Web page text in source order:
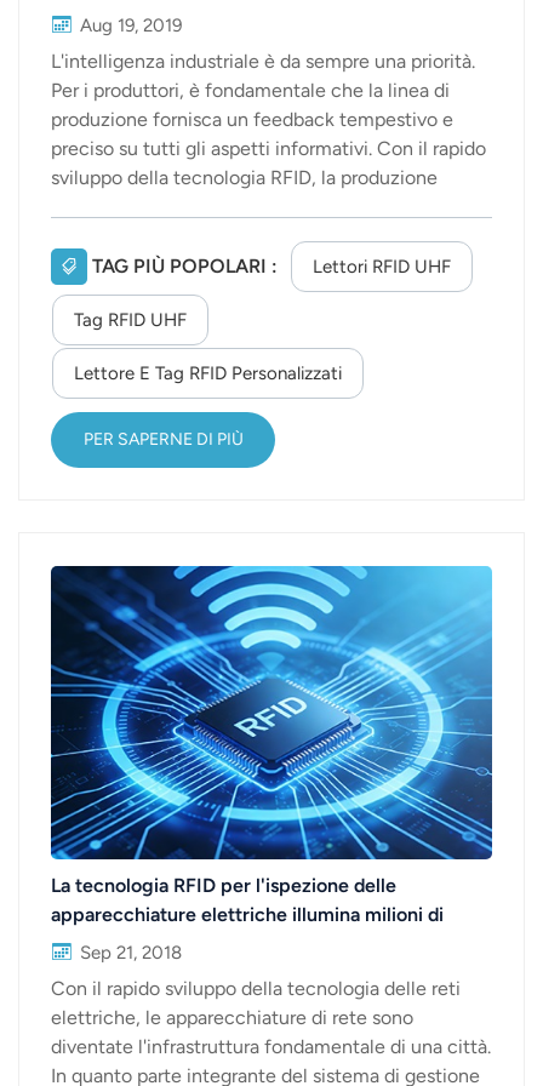
Aug 19, 2019
L'intelligenza industriale è da sempre una priorità.
Per i produttori, è fondamentale che la linea di
produzione fornisca un feedback tempestivo e
preciso su tutti gli aspetti informativi. Con il rapido
sviluppo della tecnologia RFID, la produzione
sistemi IT esistenti per creare un sistema di
gestione in tempo reale per le linee di produzione
intelligenti e digitali, consentendo un utilizzo più
ottimizzato e razionale delle risorse, aumentando
così la capacità produttiva, l'utilizzo degli asset e il
controllo qualità, generando maggiori profitti. La
tecnologia RFID permette di creare una gestione
integrata e intelligente delle linee di produzione.La
tecnologia RFID sta entrando a far parte integ...
TAG PIÙ POPOLARI : Lettori RFID UHF
Tag RFID UHF
Lettore E Tag RFID Personalizzati
PER SAPERNE DI PIÙ
La tecnologia RFID per l'ispezione delle
apparecchiature elettriche illumina milioni di
famiglie
Sep 21, 2018
Con il rapido sviluppo della tecnologia delle reti
elettriche, le apparecchiature di rete sono
diventate l'infrastruttura fondamentale di una città.
In quanto parte integrante del sistema di gestione